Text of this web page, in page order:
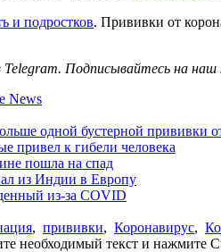
и подростков. Прививки от
Telegram. Подписывайтесь на наш
News
одной бустерной прививки
привел к гибели человека
пошла на спад
из Индии в Европу
из-за COVID
, прививки, Коронавирус,
необходимый текст и нажмите